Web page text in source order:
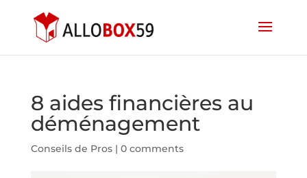
8 aides financières au
déménagement
Conseils de Pros| 0 comments